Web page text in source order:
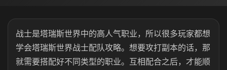
战士是塔瑞斯世界中的高人气职业，所以很多玩家都想
学会塔瑞斯世界战士配队攻略。想要攻打副本的话，那
就需要搭配好不同类型的职业。互相配合之后，才能顺